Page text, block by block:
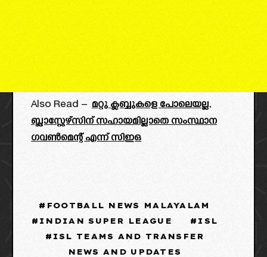
Also Read – മറ്റു ക്ലബ്ബുകളെ പോലെയല്ല,
ബ്ലാസ്റ്റേഴ്സിന് സഹായമില്ലാതെ സംസ്ഥാന
ഗവൺമെന്റ് എന്ന് സിഇഒ
FOOTBALL NEWS MALAYALAM
INDIAN SUPER LEAGUE
ISL
ISL TEAMS AND TRANSFER
NEWS AND UPDATES